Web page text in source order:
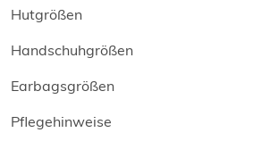
Hutgrößen
Handschuhgrößen
Earbagsgrößen
Pflegehinweise